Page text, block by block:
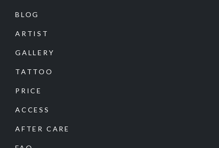
BLOG
ARTIST
GALLERY
TATTOO
PRICE
ACCESS
AFTER CARE